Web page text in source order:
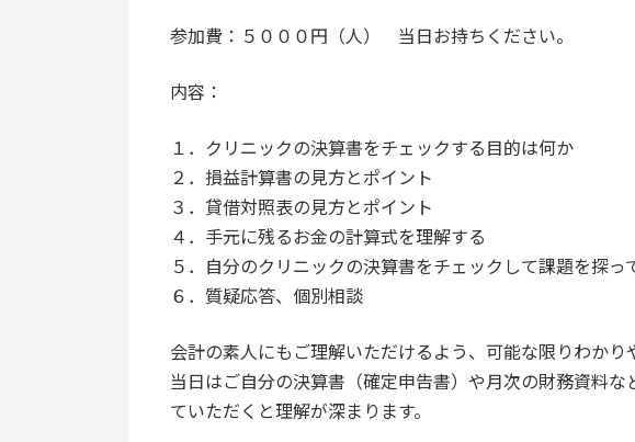
参加費：５０００円（人） 当日お持ちください。
内容：
１．クリニックの決算書をチェックする目的は何か
２．損益計算書の見方とポイント
３．貸借対照表の見方とポイント
４．手元に残るお金の計算式を理解する
５．自分のクリニックの決算書をチェックして課題を探っ
６．質疑応答、個別相談
会計の素人にもご理解いただけるよう、可能な限りわかり
当日はご自分の決算書（確定申告書）や月次の財務資料な
ていただくと理解が深まります。